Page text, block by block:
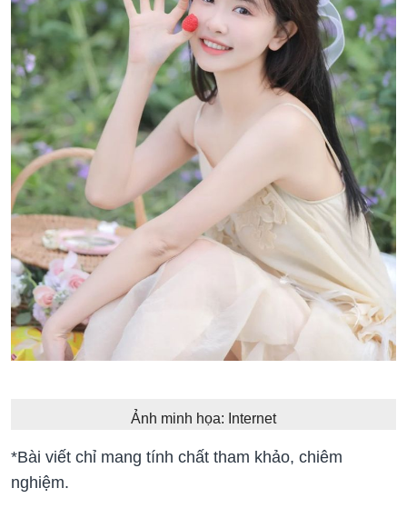
Ảnh minh họa: Internet
*Bài viết chỉ mang tính chất tham khảo, chiêm
nghiệm.